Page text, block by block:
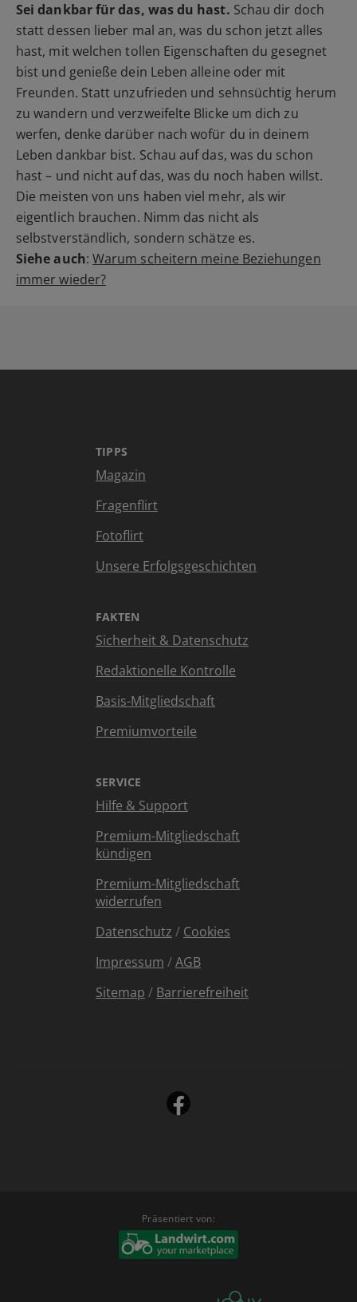
Sei dankbar für das, was du hast. Schau dir doch
statt dessen lieber mal an, was du schon jetzt alles
hast, mit welchen tollen Eigenschaften du gesegnet
bist und genieße dein Leben alleine oder mit
Freunden. Statt unzufrieden und sehnsüchtig herum
zu wandern und verzweifelte Blicke um dich zu
werfen, denke darüber nach wofür du in deinem
Leben dankbar bist. Schau auf das, was du schon
hast – und nicht auf das, was du noch haben willst.
Die meisten von uns haben viel mehr, als wir
eigentlich brauchen. Nimm das nicht als
selbstverständlich, sondern schätze es.
Siehe auch: Warum scheitern meine Beziehungen
immer wieder?
TIPPS
Magazin
Fragenflirt
Fotoflirt
Unsere Erfolgsgeschichten
FAKTEN
Sicherheit & Datenschutz
Redaktionelle Kontrolle
Basis-Mitgliedschaft
Premiumvorteile
SERVICE
Hilfe & Support
Premium-Mitgliedschaft
kündigen
Premium-Mitgliedschaft
widerrufen
Datenschutz / Cookies
Impressum /AGB
Sitemap / Barrierefreiheit
Präsentiert von: